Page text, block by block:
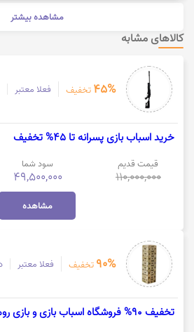
مشاهده بیشتر
کالاهای مشابه
45% تخفیف فعلا معتبر
خرید اسباب بازی پسرانه تا 45% تخفیف
قیمت قدیم
110,000,000
سود شما
49,500,000
مشاهده
90% تخفیف فعلا معتبر
تخفیف 90% فروشگاه اسباب بازی و بازی رومیزی